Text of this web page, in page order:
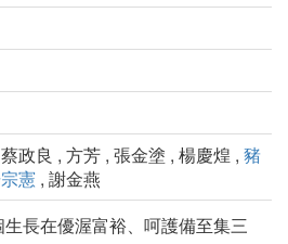
政良 , 方芳 , 張金塗 , 楊慶煌 , 豬
憲 , 謝金燕
生長在優渥富裕、呵護備至集三